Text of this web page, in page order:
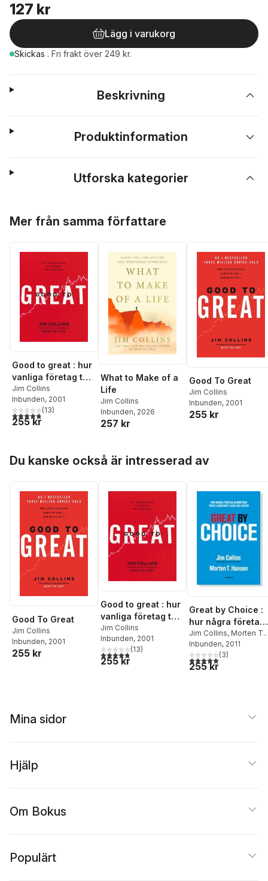
127 kr
Lägg i varukorg
Skickas . Fri frakt över 249 kr.
Beskrivning
Produktinformation
Utforska kategorier
Mer från samma författare
Good to great : hur
vanliga företag tar
språnget till
mästarklass
Jim Collins
Inbunden, 2001
4,8utav 5 stjärnor. Totalt antal röster:
(13)
255 kr
What to Make of a
Life
Jim Collins
Inbunden, 2026
257 kr
Good To Great
Jim Collins
Inbunden, 2001
255 kr
Du kanske också är intresserad av
Good To Great
Jim Collins
Inbunden, 2001
255 kr
Good to great : hur
vanliga företag tar
språnget till
mästarklass
Jim Collins
Inbunden, 2001
4,8utav 5 stjärnor. Totalt antal röster:
(13)
255 kr
Great by Choice :
hur några företag
blomstrar trots
osäkerhet, kaos
och (o)tu
Jim Collins, Morten T.
Hansen
Inbunden, 2011
5,0utav 5 stjärnor.
(3)
255 kr
Mina sidor
Hjälp
Om Bokus
Populärt